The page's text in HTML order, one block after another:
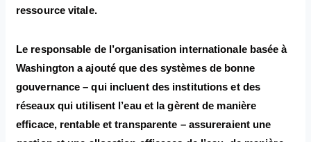
ressource vitale.
Le responsable de l’organisation internationale basée à
Washington a ajouté que des systèmes de bonne
gouvernance – qui incluent des institutions et des
réseaux qui utilisent l’eau et la gèrent de manière
efficace, rentable et transparente – assureraient une